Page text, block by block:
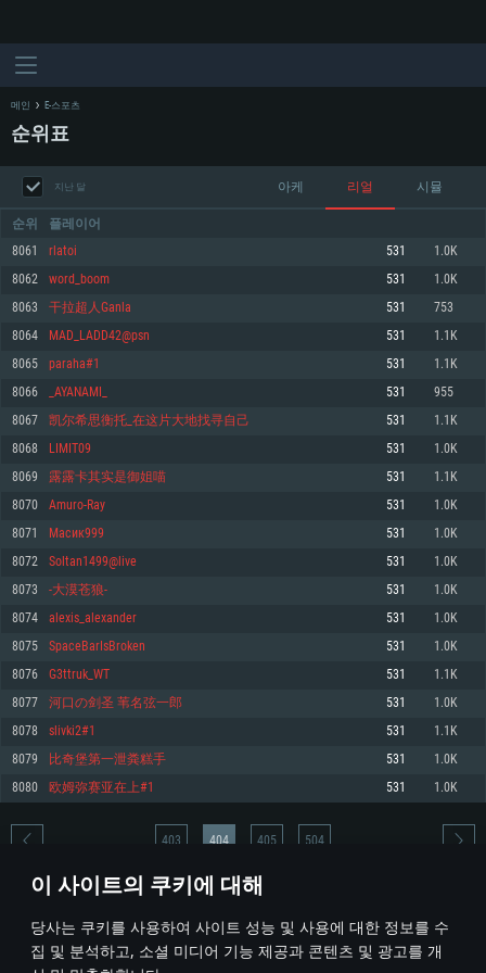
이 사이트의 쿠키에 대해
당사는 쿠키를 사용하여 사이트 성능 및 사용에 대한 정보를 수
집 및 분석하고, 소셜 미디어 기능 제공과 콘텐츠 및 광고를 개
최소사양
운영체제: Windows 10 (64 bit)
프로세서: 2.2 GHz 듀얼코어 이상
메모리: 4GB
그래픽 카드: DirectX 11 이상을 지원하는 AMD Radeon 77XX / NVIDIA
GeForce GT 660. 최소 사양 해상도: 720p
네트워크: 브로드밴드 인터넷
여유 저장 공간: 22.1 GB (최소 클라이언트)
권장 사양
570 혹은 그 이상
여유 저장 공간: 62.2 GB (전체 클라이언트)
최소사양
운영체제: Mac OS Big Sur 11.0
프로세서: 최소 2.2 GHz의 Core i5 (Intel Xeon 은 지원하지 않습니다)
메모리: 6 GB
그래픽 카드: Metal 을 지원하는 Intel Iris Pro 5200 (Mac), 혹은 이와 비슷한 성
능을 가지는 Mac 버전의 AMD/Nvidia. 최소 해상도: 720p
네트워크: 브로드밴드 인터넷
여유 저장 공간: 22.1 GB (최소 클라이언트)
권장 사양
네트워크: 브로드밴드 인터넷
여유 저장 공간: 62.2 GB (전체 클라이언트)
최소사양
운영체제: 64bit Linux 중 최신 버전
프로세서: 2.4 GHz 듀얼코어
메모리: 4 GB
그래픽 카드: Vulkan 을 지원하고, 최신 그래픽 드라이버를 지원하는 NVIDIA
660 (6개월 미만) 혹은 그와 동급의 성능을 가지며 최신 그래픽 드라이버를 지
원하는 AMD (6개월 미만; 최소사양 지원 해상도 720p)
네트워크: 브로드밴드 인터넷
여유 저장 공간: 22.1 GB (최소 클라이언트)
권장 사양
운영체제: Ubuntu 20.04 64bit
프로세서: Intel Core i7
메모리: 16 GB
그래픽 카드: Vulkan 을 지원하고, 최신 그래픽 드라이버를 지원하는 NVIDIA
1060 (6개월 미만) 혹은 그와 동급의 성능을 가지며 최신 그래픽 드라이버를
지원하는 AMD RX 570 (6개월 미만; 최소사양 지원 해상도 720p) 이상
여유 저장 공간: 62.2 GB (전체 클라이언트)
메인 E-스포츠
순위표
지난 달 아케 리얼 시뮬
순위 플레이어
8061 rlatoi 531 1.0K
8062 word_boom 531 1.0K
8063 干拉超人Ganla 531 753
8064 MAD_LADD42@psn 531 1.1K
8065 paraha#1 531 1.1K
8066 _AYANAMI_ 531 955
8067 凯尔希思衡托_在这片大地找寻自己 531 1.1K
8068 LIMIT09 531 1.0K
8069 露露卡其实是御姐喵 531 1.1K
8070 Amuro-Ray 531 1.0K
8071 Масик999 531 1.0K
8072 Soltan1499@live 531 1.0K
8073 -大漠苍狼- 531 1.0K
8074 alexis_alexander 531 1.0K
8075 SpaceBarIsBroken 531 1.0K
8076 G3ttruk_WT 531 1.1K
8077 河口の剑圣 苇名弦一郎 531 1.0K
8078 slivki2#1 531 1.1K
8079 比奇堡第一泄粪糕手 531 1.0K
8080 欧姆弥赛亚在上#1 531 1.0K
* 순위표는 매일 1회 갱신됩니다
403 404 405 504